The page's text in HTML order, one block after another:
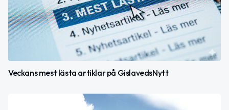
Veckans mest lästa artiklar på GislavedsNytt